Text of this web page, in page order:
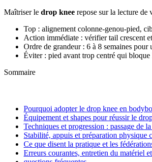
Maîtriser le drop knee repose sur la lecture de
Top : alignement colonne‑genou‑pied,
Action immédiate : vérifier tail crescent
Ordre de grandeur : 6 à 8 semaines pour
Éviter : pied avant trop centré qui bloque
Sommaire
Pourquoi adopter le drop knee en
Équipement et shapes pour réussir le
Techniques et progression : passage de
Stabilité, appuis et préparation physique
Ce que disent la pratique et les
Erreurs courantes, entretien du matériel